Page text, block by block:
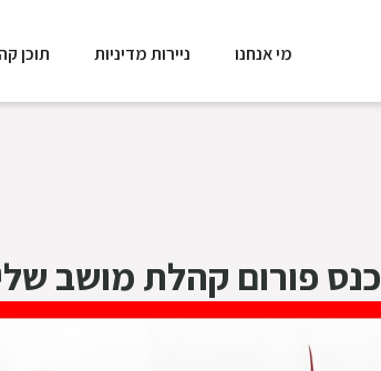
מי אנחנו ניירות מדיניות תוכן
כנס פורום קהלת מושב